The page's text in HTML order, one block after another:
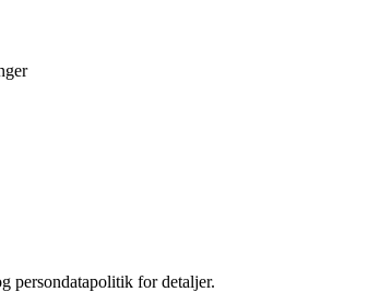
persondatapolitik for detaljer.